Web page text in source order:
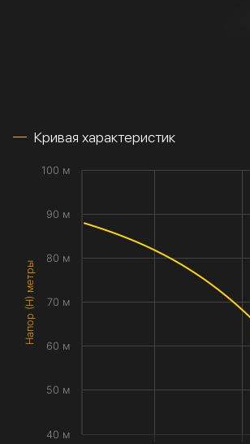
Кривая характеристик
Напор (H) метры
40 м
50 м
60 м
70 м
80 м
90 м
100 м